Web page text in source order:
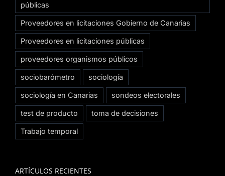
públicas
Proveedores en licitaciones Gobierno de Canarias
Proveedores en licitaciones públicas
proveedores organismos públicos
sociobarómetro sociología
sociología en Canarias sondeos electorales
test de producto toma de decisiones
Trabajo temporal
ARTÍCULOS RECIENTES